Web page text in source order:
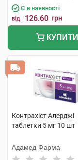
Є в наявності
від 126.60 грн
КУПИТИ
Контрахіст Алерджі
таблетки 5 мг 10 шт
Адамед Фарма